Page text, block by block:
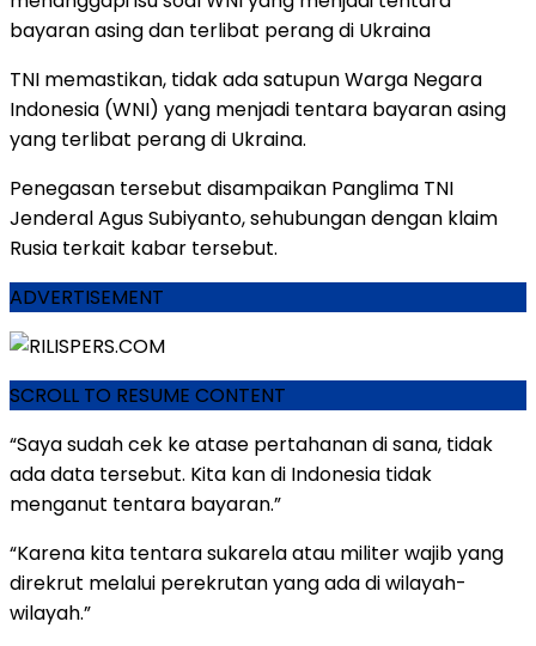
bayaran asing dan terlibat perang di Ukraina
TNI memastikan, tidak ada satupun Warga Negara
Indonesia (WNI) yang menjadi tentara bayaran asing
yang terlibat perang di Ukraina.
Penegasan tersebut disampaikan Panglima TNI
Jenderal Agus Subiyanto, sehubungan dengan klaim
Rusia terkait kabar tersebut.
ADVERTISEMENT
SCROLL TO RESUME CONTENT
“Saya sudah cek ke atase pertahanan di sana, tidak
ada data tersebut. Kita kan di Indonesia tidak
menganut tentara bayaran.”
“Karena kita tentara sukarela atau militer wajib yang
direkrut melalui perekrutan yang ada di wilayah-
wilayah.”